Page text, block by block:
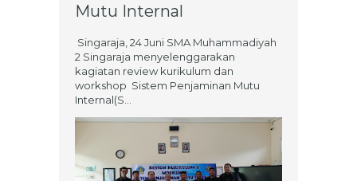
Mutu Internal
Singaraja, 24 Juni SMA Muhammadiyah
2 Singaraja menyelenggarakan
kagiatan review kurikulum dan
workshop Sistem Penjaminan Mutu
Internal(S...